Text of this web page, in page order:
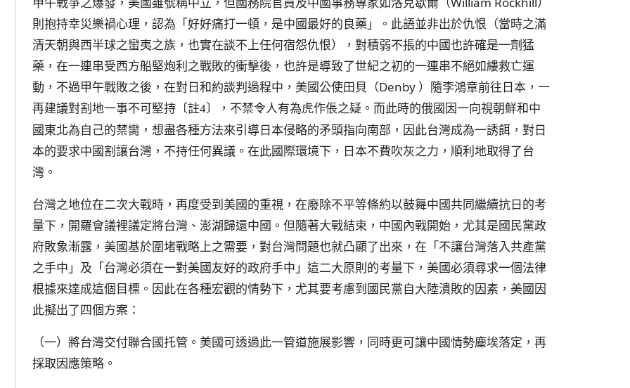
則抱持幸災樂禍心理，認為「好好痛打一頓，是中國最好的良藥」。此語並非出於仇恨（當時之滿
清天朝與西半球之蠻夷之族，也實在談不上任何宿怨仇恨），對積弱不掁的中國也許確是一劑猛
藥，在一連串受西方船堅炮利之戰敗的衝擊後，也許是導致了世紀之初的一連串不絕如縷救亡運
動，不過甲午戰敗之後，在對日和約談判過程中，美國公使田貝（Denby ）隨李鴻章前往日本，一
再建議對割地一事不可堅持 〔註4〕
，不禁令人有為虎作倀之疑。而此時的俄國因一向視朝鮮和中
國東北為自己的禁臠，想盡各種方法來引導日本侵略的矛頭指向南部，因此台灣成為一誘餌，對日
本的要求中國割讓台灣，不持任何異議。在此國際環境下，日本不費吹灰之力，順利地取得了台
灣。
台灣之地位在二次大戰時，再度受到美國的重視，在廢除不平等條約以鼓舞中國共同繼續抗日的考
量下，開羅會議裡議定將台灣、澎湖歸還中國。但隨著大戰結束，中國內戰開始，尤其是國民黨政
府敗象漸露，美國基於圍堵戰略上之需要，對台灣問題也就凸顯了出來，在「不讓台灣落入共產黨
之手中」及「台灣必須在一對美國友好的政府手中」這二大原則的考量下，美國必須尋求一個法律
根據來達成這個目標。因此在各種宏觀的情勢下，尤其要考慮到國民黨自大陸潰敗的因素，美國因
此擬出了四個方案：
（一）將台灣交付聯合國托管。美國可透過此一管道施展影響，同時更可讓中國情勢塵埃落定，再
採取因應策略。